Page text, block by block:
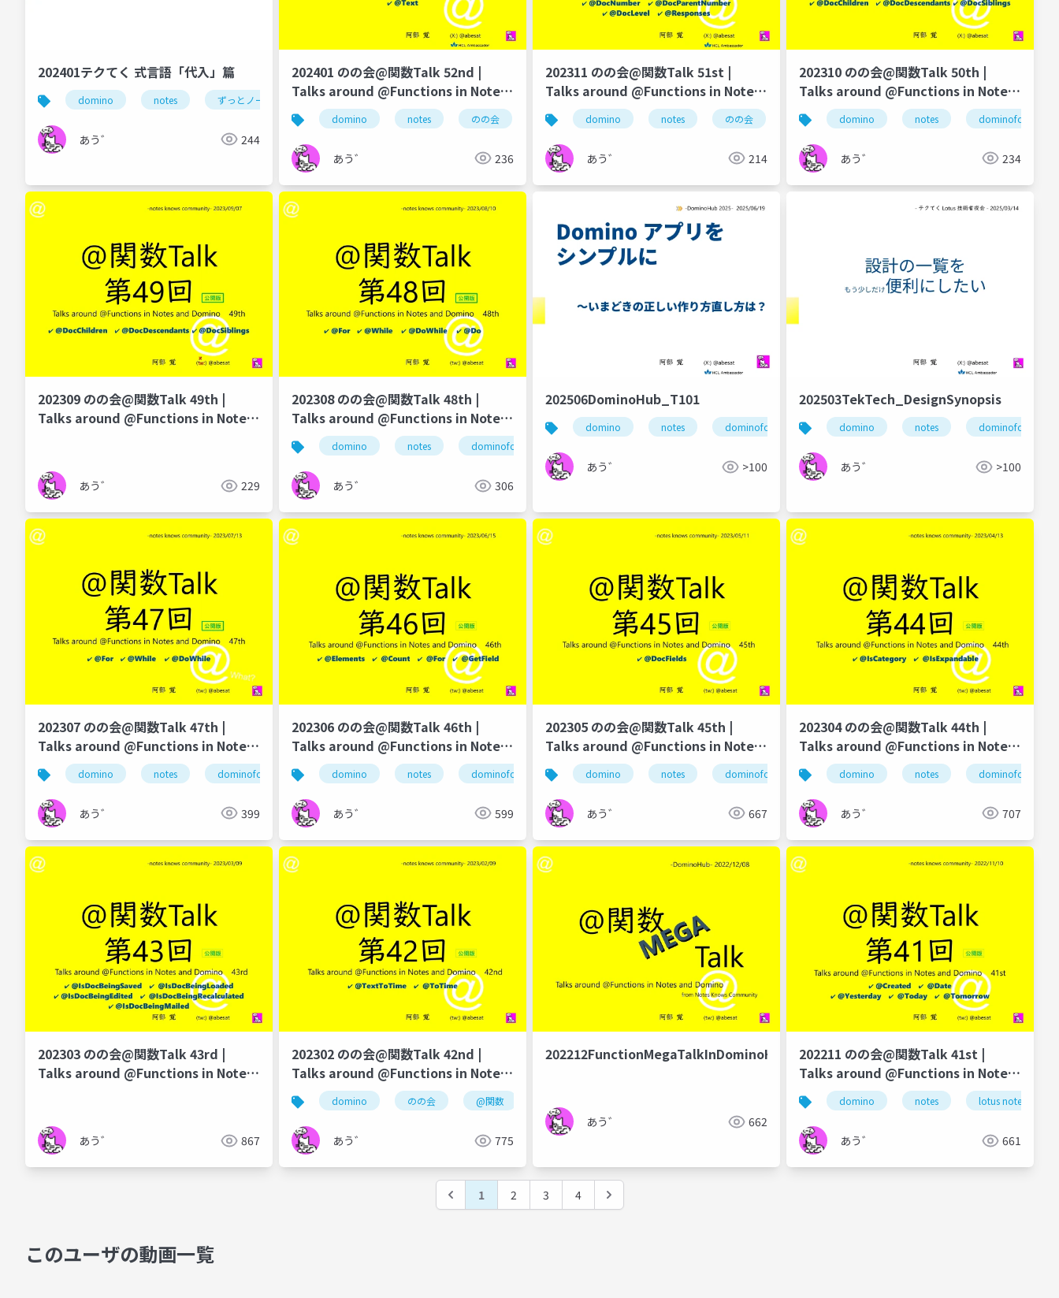
202401テクてく 式言語「代入」篇
domino notes ずっとノーツ 式言語
あう゛ 244
202401 のの会@関数Talk 52nd |
Talks around @Functions in Notes
and Domino
domino notes のの会 @関数
あう゛ 236
202311 のの会@関数Talk 51st |
Talks around @Functions in Notes
and Domino
domino notes のの会 @関数
あう゛ 214
202310 のの会@関数Talk 50th |
Talks around @Functions in Notes
and Domino
domino notes dominoforever
あう゛ 234
202309 のの会@関数Talk 49th |
Talks around @Functions in Notes
あう゛ 229
202308 のの会@関数Talk 48th |
Talks around @Functions in Notes
and Domino
domino notes dominoforever
あう゛ 306
202506DominoHub_T101
domino notes dominoforever
あう゛ >100
202503TekTech_DesignSynopsis
domino notes dominoforever
あう゛ >100
202307 のの会@関数Talk 47th |
Talks around @Functions in Notes
and Domino
domino notes dominoforever lotus notes のの会 ずっとノーツ @for @while @dowhile
あう゛ 399
202306 のの会@関数Talk 46th |
Talks around @Functions in Notes
and Domino
domino notes dominoforever lotus notes @関数 のの会 ずっとノーツ @elements @count
あう゛ 599
202305 のの会@関数Talk 45th |
Talks around @Functions in Notes
and Domino
domino notes dominoforever @関数 のの会 @docfields
あう゛ 667
202304 のの会@関数Talk 44th |
Talks around @Functions in Notes
and Domino
domino notes dominoforever
あう゛ 707
202303 のの会@関数Talk 43rd |
Talks around @Functions in Notes
あう゛ 867
202302 のの会@関数Talk 42nd |
Talks around @Functions in Notes
and Domino
domino のの会 @関数 @totime
あう゛ 775
202212FunctionMegaTalkInDominoHub
あう゛ 662
202211 のの会@関数Talk 41st |
Talks around @Functions in Notes
and Domino
domino notes lotus notes
あう゛ 661
1 2 3 4
このユーザの動画一覧